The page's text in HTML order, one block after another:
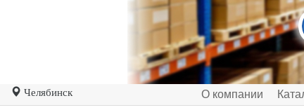
Челябинск О компании